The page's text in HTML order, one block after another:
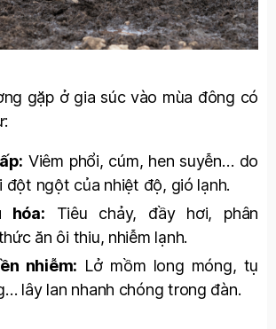
gặp ở gia súc vào mùa đông có
Viêm phổi, cúm, hen suyễn… do
đột ngột của nhiệt độ, gió lạnh.
hóa: Tiêu chảy, đầy hơi, phân
ăn ôi thiu, nhiễm lạnh.
nhiễm: Lở mồm long móng, tụ
lây lan nhanh chóng trong đàn.